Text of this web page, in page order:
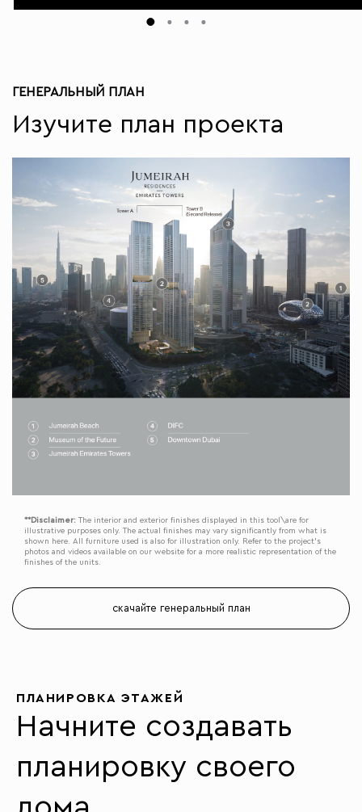
ГЕНЕРАЛЬНЫЙ ПЛАН
Изучите план проекта
**Disclaimer: The interior and exterior finishes displayed in this tool\are for
illustrative purposes only. The actual finishes may vary significantly from what is
shown here. All furniture used is also for illustration only. Refer to the project’s
photos and videos available on our website for a more realistic representation of the
finishes of the units.
скачайте генеральный план
ПЛАНИРОВКА ЭТАЖЕЙ
Начните создавать
планировку своего